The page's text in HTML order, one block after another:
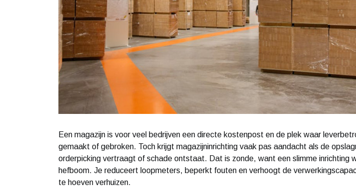
Een magazijn is voor veel bedrijven een directe kostenpost en de plek waar
gemaakt of gebroken. Toch krijgt magazijninrichting vaak pas aandacht als de
orderpicking vertraagt of schade ontstaat. Dat is zonde, want een slimme inrichting
hefboom. Je reduceert loopmeters, beperkt fouten en verhoogt de
te hoeven verhuizen.